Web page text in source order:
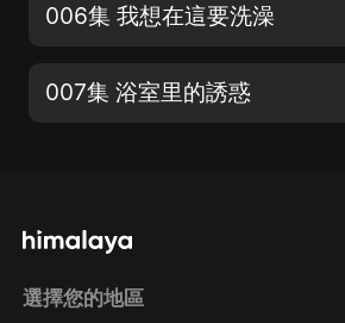
006集 我想在這要洗澡
007集 浴室里的誘惑
選擇您的地區